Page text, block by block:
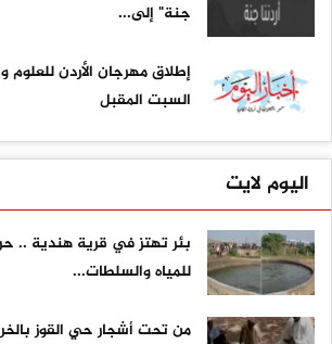
جنة" إلى...
إطلاق مهرجان الأردن للعلوم
السبت المقبل
اليوم لايت
بئر تهتز في قرية هندية ..
للمياه والسلطات...
من تحت أشجار حي القوز